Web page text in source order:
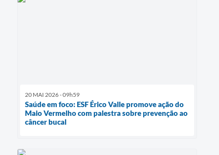
20 MAI 2026 - 09h59
Saúde em foco: ESF Érico Valle promove ação do
Maio Vermelho com palestra sobre prevenção ao
câncer bucal